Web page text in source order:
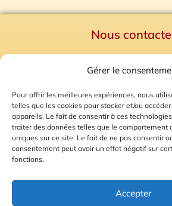
Gérer le
Pour offrir les meilleures expériences, nous
telles que les cookies pour stocker et/ou
appareils. Le fait de consentir à ces
traiter des données telles que le comportement
uniques sur ce site. Le fait de ne pas consentir
consentement peut avoir un effet négatif sur
fonctions.
Accepter
Nous
Mentions Légales
Gestion des